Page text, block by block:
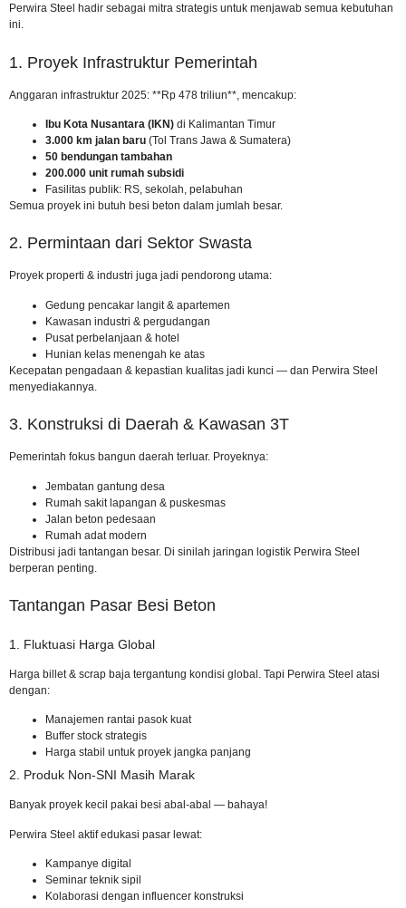
Perwira Steel hadir sebagai mitra strategis untuk menjawab semua kebutuhan
ini.
1. Proyek Infrastruktur Pemerintah
Anggaran infrastruktur 2025: **Rp 478 triliun**, mencakup:
Ibu Kota Nusantara (IKN) di Kalimantan Timur
3.000 km jalan baru (Tol Trans Jawa & Sumatera)
50 bendungan tambahan
200.000 unit rumah subsidi
Fasilitas publik: RS, sekolah, pelabuhan
Semua proyek ini butuh besi beton dalam jumlah besar.
2. Permintaan dari Sektor Swasta
Proyek properti & industri juga jadi pendorong utama:
Gedung pencakar langit & apartemen
Kawasan industri & pergudangan
Pusat perbelanjaan & hotel
Hunian kelas menengah ke atas
Kecepatan pengadaan & kepastian kualitas jadi kunci — dan Perwira Steel
menyediakannya.
3. Konstruksi di Daerah & Kawasan 3T
Pemerintah fokus bangun daerah terluar. Proyeknya:
Jembatan gantung desa
Rumah sakit lapangan & puskesmas
Jalan beton pedesaan
Rumah adat modern
Distribusi jadi tantangan besar. Di sinilah jaringan logistik Perwira Steel
berperan penting.
Tantangan Pasar Besi Beton
1. Fluktuasi Harga Global
Harga billet & scrap baja tergantung kondisi global. Tapi Perwira Steel atasi
dengan:
Manajemen rantai pasok kuat
Buffer stock strategis
Harga stabil untuk proyek jangka panjang
2. Produk Non-SNI Masih Marak
Banyak proyek kecil pakai besi abal-abal — bahaya!
Perwira Steel aktif edukasi pasar lewat:
Kampanye digital
Seminar teknik sipil
Kolaborasi dengan influencer konstruksi